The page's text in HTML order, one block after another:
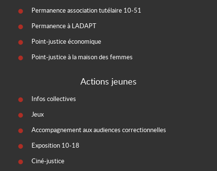
Permanence association tutélaire 10-51
Permanence à LADAPT
Point-justice économique
Point-justice à la maison des femmes
Actions jeunes
Infos collectives
Jeux
Accompagnement aux audiences correctionnelles
Exposition 10-18
Ciné-justice